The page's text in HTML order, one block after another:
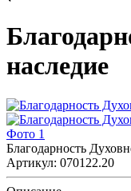
наследие
Благодарность
Артикул: 070122.20